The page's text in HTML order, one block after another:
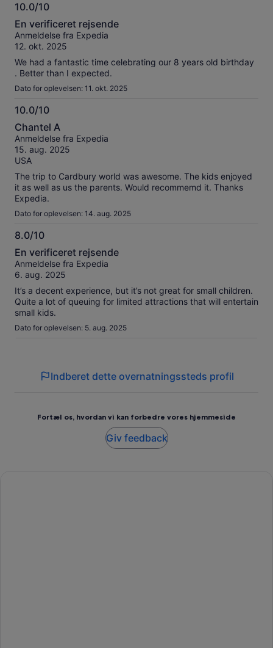
10.0/10
10.0
ud
af
En verificeret rejsende
Anmeldelse fra Expedia
12. okt. 2025
We had a fantastic time celebrating our 8 years old birthday
. Better than I expected.
Dato for oplevelsen: 11. okt. 2025
10.0/10
10.0
ud
af
10
Chantel A
Anmeldelse fra Expedia
15. aug. 2025
USA
The trip to Cardbury world was awesome. The kids enjoyed
it as well as us the parents. Would recommemd it. Thanks
Expedia.
Dato for oplevelsen: 14. aug. 2025
8.0/10
8.0
ud
af
En verificeret rejsende
Anmeldelse fra Expedia
6. aug. 2025
It’s a decent experience, but it’s not great for small children.
Quite a lot of queuing for limited attractions that will entertain
small kids.
Dato for oplevelsen: 5. aug. 2025
Indberet dette overnatningssteds profil
Fortæl os, hvordan vi kan forbedre vores hjemmeside
Giv feedback